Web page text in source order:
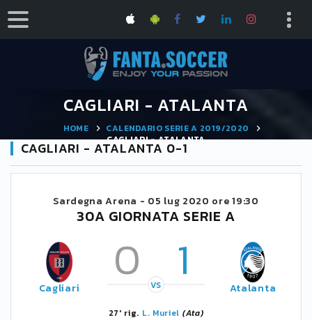
CAGLIARI - ATALANTA
HOME
CALENDARIO SERIE A 2019/2020
CAGLIARI - ATALANTA
CAGLIARI - ATALANTA 0-1
Sardegna Arena - 05 lug 2020 ore 19:30
30A GIORNATA SERIE A
Cagliari 0 1
VS Atalanta
27' rig. L. Muriel (Ata)